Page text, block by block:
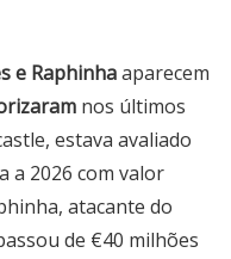
e Raphinhaaparecem
nos últimos
estava avaliado
a 2026 com valor
atacante do
de €40 milhões